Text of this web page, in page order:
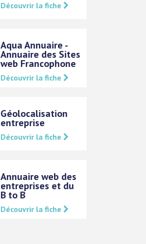
Découvrir la fiche
Aqua Annuaire -
Annuaire des Sites
web Francophone
Découvrir la fiche
Géolocalisation
entreprise
Découvrir la fiche
Annuaire web des
entreprises et du
B to B
Découvrir la fiche